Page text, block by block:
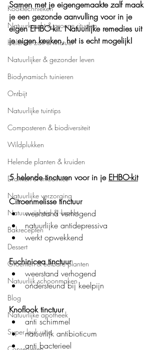
Kooktechnieken
Natuurkracht & groene rituelen
Helende zalf & tinctuur
Natuurlijker & gezonder leven
Biodynamisch tuinieren
Ontbijt
Natuurlijke tuintips
Composteren & biodiversiteit
Wildplukken
Helende planten & kruiden
Dranken & smoothies
Natuurlijke verzorging
Natuurwijsheid & -kracht
Bakrecepten
Dessert
Groenten & eetbare planten
Natuurlijk schoonmaken
Blog
Natuurlijke apotheek
Super leuk uitje
Samen met je eigengemaakte zalf maak
je een gezonde aanvulling voor in je
eigen EHBO-kit. Natuurlijke remedies uit
je eigen keuken, het is echt mogelijk!
5 helende tincturen voor in je EHBO-kit
Citroenmelisse tinctuur
weerstand verhogend
natuurlijke antidepressiva
werkt opwekkend
Euchinicea tinctuur
weerstand verhogend
ondersteund bij keelpijn
Knoflook tinctuur
anti schimmel
natuurlijk antibioticum
anti bacterieel